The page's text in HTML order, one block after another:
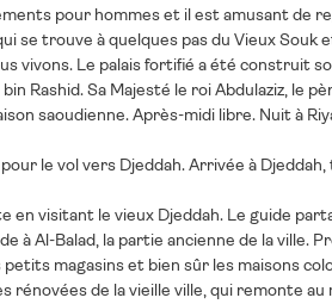
pour hommes et il est amusant de
se trouve à quelques pas du Vieux Souk
vivons. Le palais fortifié a été construit
Rashid. Sa Majesté le roi Abdulaziz, le
saoudienne. Après-midi libre. Nuit à
le vol vers Djeddah. Arrivée à
en visitant le vieux Djeddah. Le guide
à Al-Balad, la partie ancienne de la ville.
magasins et bien sûr les maisons
rénovées de la vieille ville, qui remonte